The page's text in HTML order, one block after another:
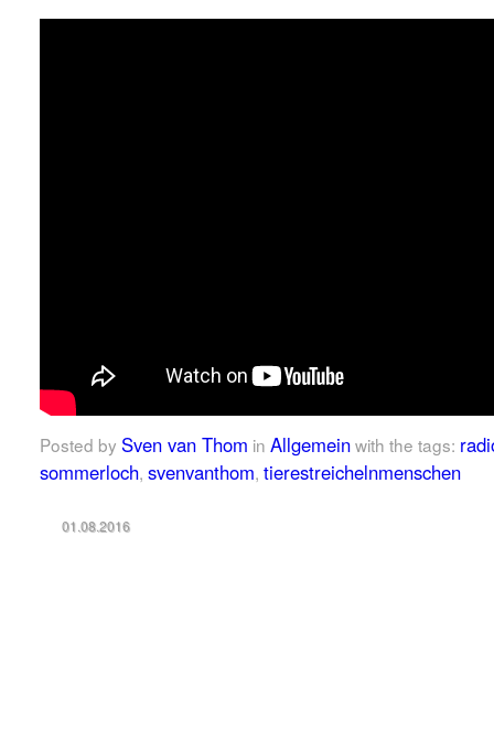
Posted by Sven van Thom in Allgemein with the tags:
sommerloch, svenvanthom, tierestreichelnmenschen
01.08.2016